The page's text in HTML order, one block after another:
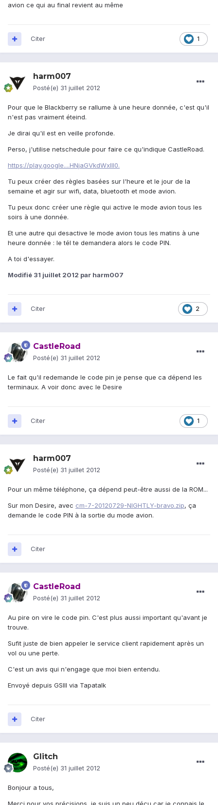
avion ce qui au final revient au même
1
Citer
harm007
Posté(e) 31 juillet 2012
Pour que le Blackberry se rallume à une heure donnée, c'est qu'il
n'est pas vraiment éteind.
Je dirai qu'il est en veille profonde.
Perso, j'utilise netschedule pour faire ce qu'indique CastleRoad.
https://play.google....HNjaGVkdWxlIl0.
Tu peux créer des règles basées sur l'heure et le jour de la
semaine et agir sur wifi, data, bluetooth et mode avion.
Tu peux donc créer une règle qui active le mode avion tous les
soirs à une donnée.
Et une autre qui desactive le mode avion tous les matins à une
heure donnée : le tél te demandera alors le code PIN.
A toi d'essayer.
Modifié 31 juillet 2012 par harm007
2
Citer
CastleRoad
Posté(e) 31 juillet 2012
Le fait qu'il redemande le code pin je pense que ca dépend les
terminaux. A voir donc avec le Desire
1
Citer
harm007
Posté(e) 31 juillet 2012
Pour un même téléphone, ça dépend peut-être aussi de la ROM...
Sur mon Desire, avec cm-7-20120729-NIGHTLY-bravo.zip, ça
demande le code PIN à la sortie du mode avion.
Citer
CastleRoad
Posté(e) 31 juillet 2012
Au pire on vire le code pin. C'est plus aussi important qu'avant je
trouve.
Sufit juste de bien appeler le service client rapidement après un
vol ou une perte.
C'est un avis qui n'engage que moi bien entendu.
Envoyé depuis GSIII via Tapatalk
Citer
Glitch
Posté(e) 31 juillet 2012
Bonjour a tous,